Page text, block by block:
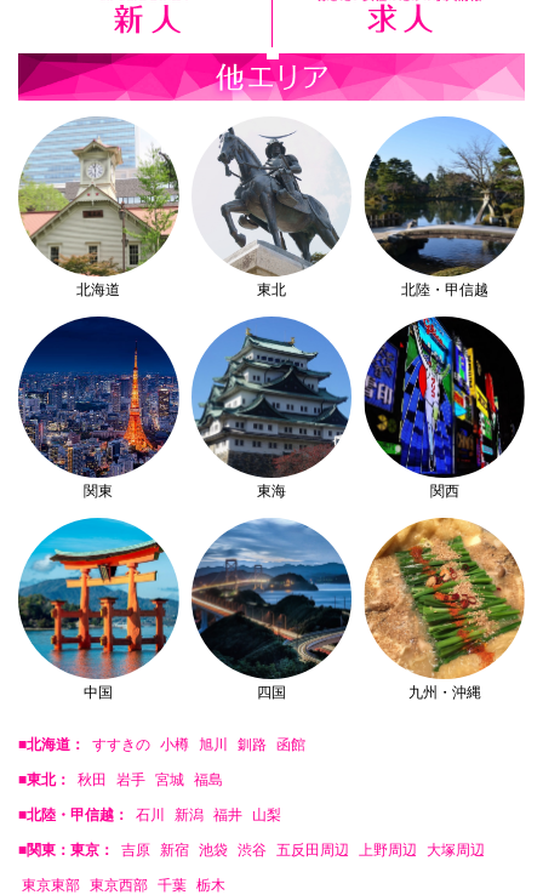
北海道 東北 北陸・甲信越
関東 東海 関西
中国 四国 九州・沖縄
■北海道： すすきの 小樽 旭川 釧路 函館
■東北： 秋田 岩手 宮城 福島
■北陸・甲信越： 石川 新潟 福井 山梨
■関東：東京： 吉原 新宿 池袋 渋谷 五反田周辺 上野周辺 大塚周辺
東京東部 東京西部 千葉 栃木